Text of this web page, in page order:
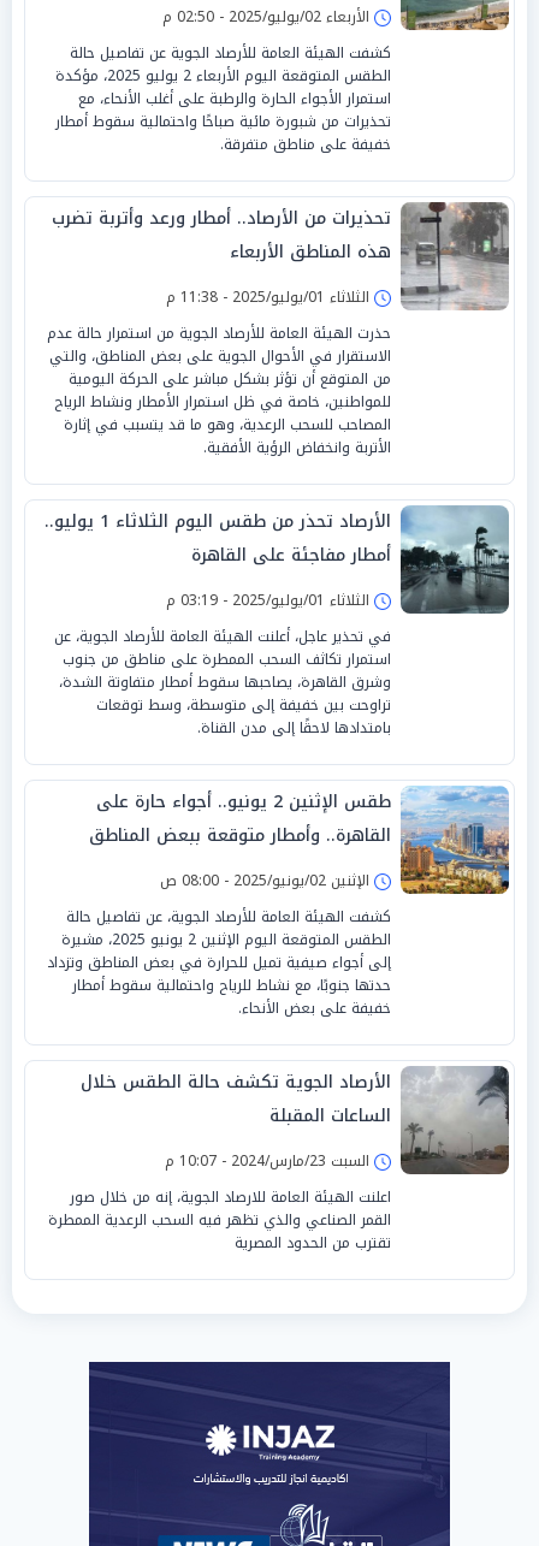
الأربعاء 02/يوليو/2025 - 02:50 م
كشفت الهيئة العامة للأرصاد الجوية عن تفاصيل حالة
الطقس المتوقعة اليوم الأربعاء 2 يوليو 2025، مؤكدة
استمرار الأجواء الحارة والرطبة على أغلب الأنحاء، مع
تحذيرات من شبورة مائية صباحًا واحتمالية سقوط أمطار
خفيفة على مناطق متفرقة.
تحذيرات من الأرصاد.. أمطار ورعد وأتربة تضرب
هذه المناطق الأربعاء
الثلاثاء 01/يوليو/2025 - 11:38 م
حذرت الهيئة العامة للأرصاد الجوية من استمرار حالة عدم
الاستقرار في الأحوال الجوية على بعض المناطق، والتي
من المتوقع أن تؤثر بشكل مباشر على الحركة اليومية
للمواطنين، خاصة في ظل استمرار الأمطار ونشاط الرياح
المصاحب للسحب الرعدية، وهو ما قد يتسبب في إثارة
الأتربة وانخفاض الرؤية الأفقية.
الأرصاد تحذر من طقس اليوم الثلاثاء 1 يوليو..
أمطار مفاجئة على القاهرة
الثلاثاء 01/يوليو/2025 - 03:19 م
في تحذير عاجل، أعلنت الهيئة العامة للأرصاد الجوية، عن
استمرار تكاثف السحب الممطرة على مناطق من جنوب
وشرق القاهرة، يصاحبها سقوط أمطار متفاوتة الشدة،
تراوحت بين خفيفة إلى متوسطة، وسط توقعات
بامتدادها لاحقًا إلى مدن القناة.
طقس الإثنين 2 يونيو.. أجواء حارة على
القاهرة.. وأمطار متوقعة ببعض المناطق
الإثنين 02/يونيو/2025 - 08:00 ص
كشفت الهيئة العامة للأرصاد الجوية، عن تفاصيل حالة
الطقس المتوقعة اليوم الإثنين 2 يونيو 2025، مشيرة
إلى أجواء صيفية تميل للحرارة في بعض المناطق وتزداد
حدتها جنوبًا، مع نشاط للرياح واحتمالية سقوط أمطار
خفيفة على بعض الأنحاء.
الأرصاد الجوية تكشف حالة الطقس خلال
الساعات المقبلة
السبت 23/مارس/2024 - 10:07 م
اعلنت الهيئة العامة للارصاد الجوية، إنه من خلال صور
القمر الصناعي والذي تظهر فيه السحب الرعدية الممطرة
تقترب من الحدود المصرية